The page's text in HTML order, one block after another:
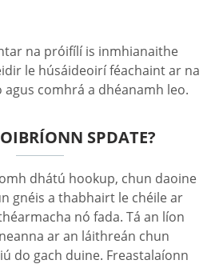
na próifílí is inmhianaithe
le húsáideoirí féachaint ar na
comhrá a dhéanamh leo.
SPDATE?
dhátú hookup, chun daoine
gnéis a thabhairt le chéile ar
nó fada. Tá an líon
ar an láithreán chun
do gach duine. Freastalaíonn